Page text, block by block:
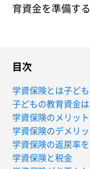
育資金を準備す
目次
学資保険とは子ど
子どもの教育資金
学資保険のメリット
学資保険のデメリ
学資保険の返戻率
学資保険と税金